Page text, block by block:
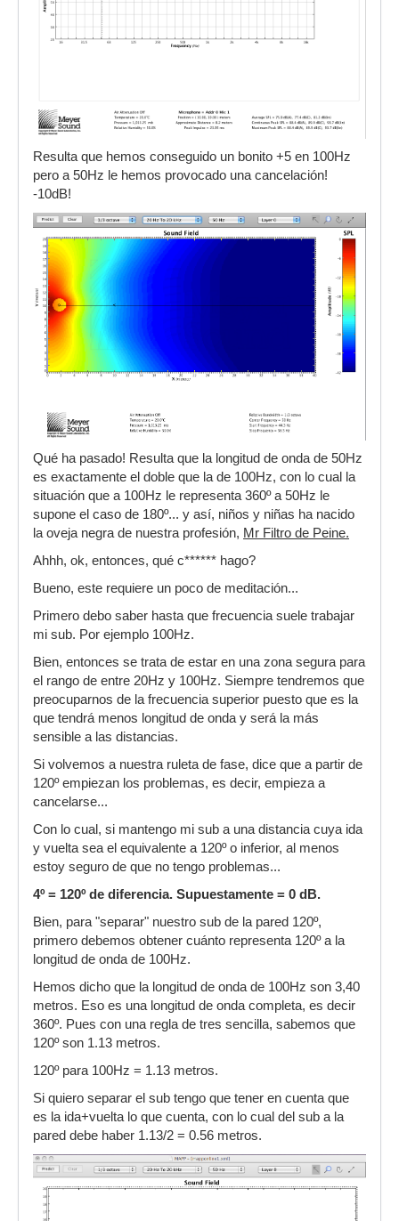
Resulta que hemos conseguido un bonito +5 en 100Hz
pero a 50Hz le hemos provocado una cancelación!
-10dB!
Qué ha pasado! Resulta que la longitud de onda de 50Hz
es exactamente el doble que la de 100Hz, con lo cual la
situación que a 100Hz le representa 360º a 50Hz le
supone el caso de 180º... y así, niños y niñas ha nacido
la oveja negra de nuestra profesión, Mr Filtro de Peine.
Ahhh, ok, entonces, qué c****** hago?
Bueno, este requiere un poco de meditación...
Primero debo saber hasta que frecuencia suele trabajar
mi sub. Por ejemplo 100Hz.
Bien, entonces se trata de estar en una zona segura para
el rango de entre 20Hz y 100Hz. Siempre tendremos que
preocuparnos de la frecuencia superior puesto que es la
que tendrá menos longitud de onda y será la más
sensible a las distancias.
Si volvemos a nuestra ruleta de fase, dice que a partir de
120º empiezan los problemas, es decir, empieza a
cancelarse...
Con lo cual, si mantengo mi sub a una distancia cuya ida
y vuelta sea el equivalente a 120º o inferior, al menos
estoy seguro de que no tengo problemas...
4º = 120º de diferencia. Supuestamente = 0 dB.
Bien, para "separar" nuestro sub de la pared 120º,
primero debemos obtener cuánto representa 120º a la
longitud de onda de 100Hz.
Hemos dicho que la longitud de onda de 100Hz son 3,40
metros. Eso es una longitud de onda completa, es decir
360º. Pues con una regla de tres sencilla, sabemos que
120º son 1.13 metros.
120º para 100Hz = 1.13 metros.
Si quiero separar el sub tengo que tener en cuenta que
es la ida+vuelta lo que cuenta, con lo cual del sub a la
pared debe haber 1.13/2 = 0.56 metros.